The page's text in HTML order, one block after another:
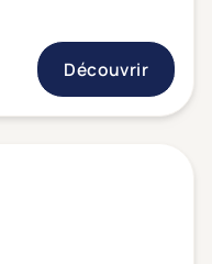
Découvrir